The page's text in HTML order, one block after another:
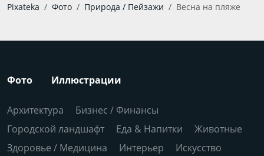
Pixateka Фото Природа / Пейзажи Весна на пляже
Фото Иллюстрации
Архитектура
Бизнес / Финансы
Городской ландшафт
Еда & Напитки
Животные
Здоровье / Медицина
Интерьер
Искусство